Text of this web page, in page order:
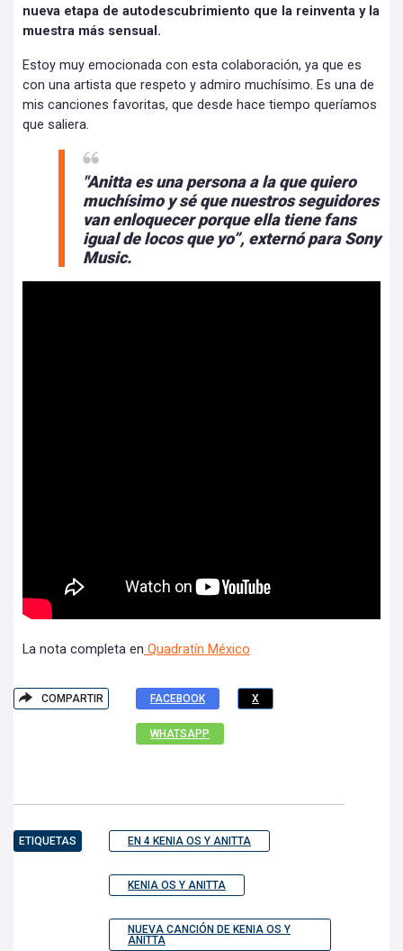
nueva etapa de autodescubrimiento que la reinventa y la
muestra más sensual.
Estoy muy emocionada con esta colaboración, ya que es
con una artista que respeto y admiro muchísimo. Es una de
mis canciones favoritas, que desde hace tiempo queríamos
que saliera.
"Anitta es una persona a la que quiero
muchísimo y sé que nuestros seguidores
van enloquecer porque ella tiene fans
igual de locos que yo”, externó para Sony
Music.
La nota completa en Quadratín México
COMPARTIR FACEBOOK X
WHATSAPP
ETIQUETAS EN 4 KENIA OS Y ANITTA
KENIA OS Y ANITTA
NUEVA CANCIÓN DE KENIA OS Y
ANITTA